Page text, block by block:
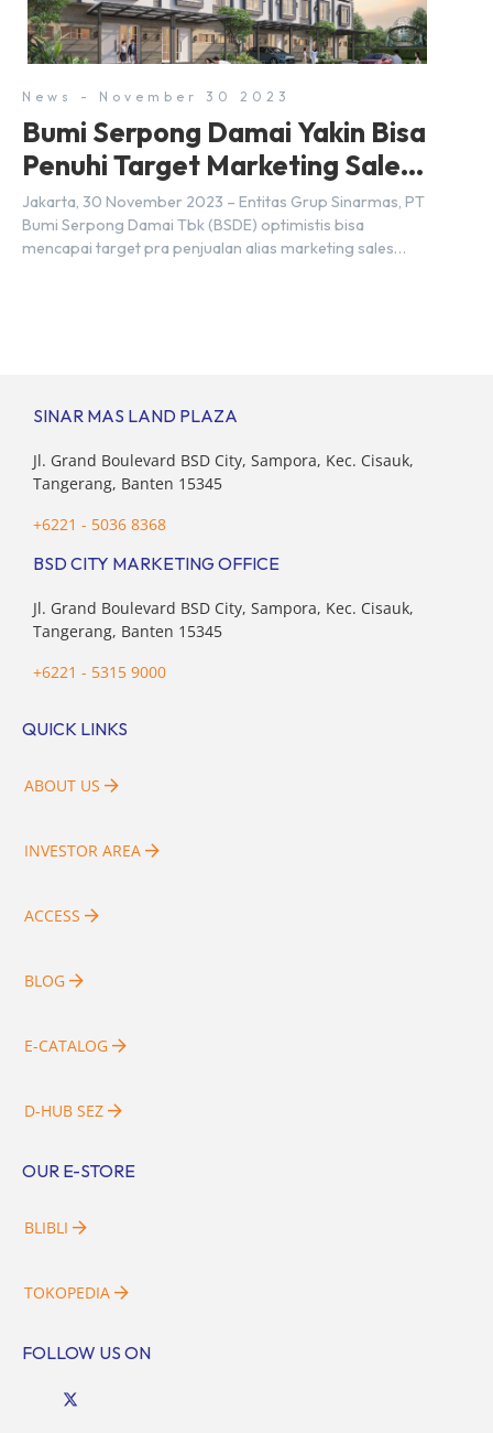
Sebab Serpong dan BSD merupakan dua kawasan yang
berbeda. Berikut penjelasannya. Baca Juga: […]
News - November 30 2023
Bumi Serpong Damai Yakin Bisa
Penuhi Target Marketing Sales
Tahun 2023
Jakarta, 30 November 2023 – Entitas Grup Sinarmas, PT
Bumi Serpong Damai Tbk (BSDE) optimistis bisa
mencapai target pra penjualan alias marketing sales
SINAR MAS LAND PLAZA
Jl. Grand Boulevard BSD City, Sampora, Kec. Cisauk,
Tangerang, Banten 15345
+6221 - 5036 8368
BSD CITY MARKETING OFFICE
Jl. Grand Boulevard BSD City, Sampora, Kec. Cisauk,
Tangerang, Banten 15345
+6221 - 5315 9000
QUICK LINKS
ABOUT US
INVESTOR AREA
ACCESS
BLOG
E-CATALOG
D-HUB SEZ
OUR E-STORE
BLIBLI
TOKOPEDIA
FOLLOW US ON